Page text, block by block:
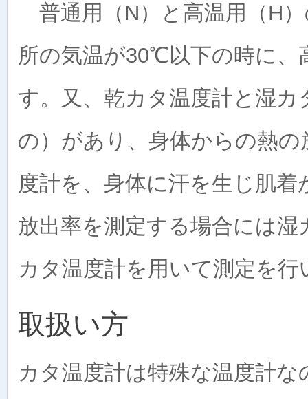
普通用（N）と高温用（H
所の気温が30℃以下の時に、
す。又、乾カタ温度計と湿
の）があり、身体からの熱
度計を、身体に汗を生じ肌
放出率を測定する場合には
カタ温度計を用いて測定を行
取扱い方
カタ温度計は特殊な温度計